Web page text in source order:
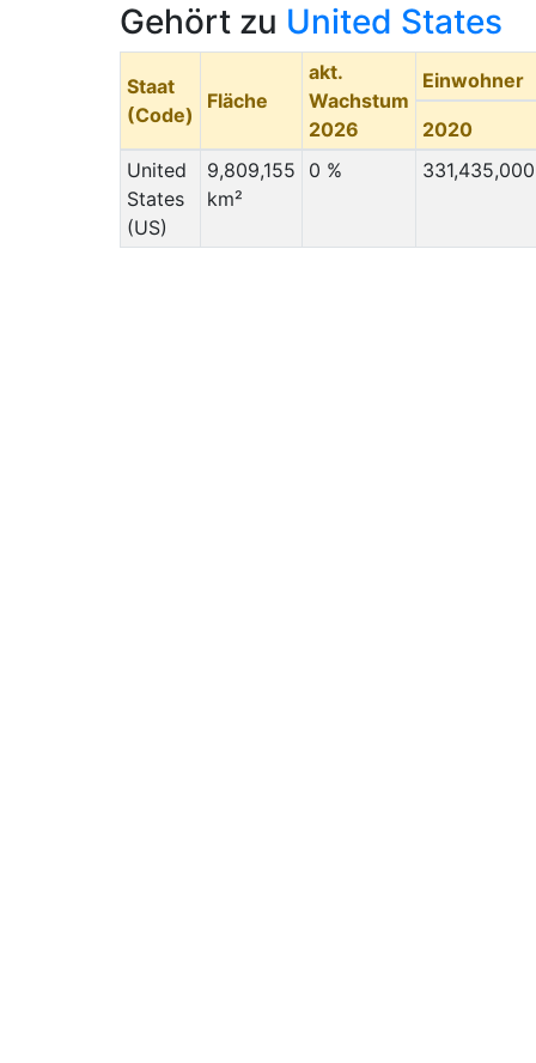
Gehört zu United States
Staat
(Code)
Fläche
akt.
Wachstum
2026
Einwohner
2020
United
States
(US)
9,809,155
km²
0 % 331,435,000